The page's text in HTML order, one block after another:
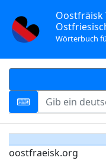
Oostfräisk
Wörterbuch
oostfraeisk.org